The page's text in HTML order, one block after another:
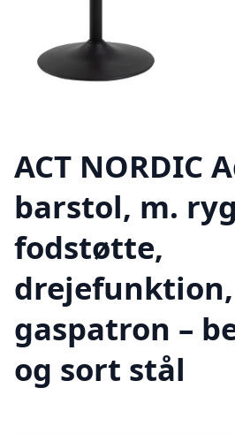
ACT NORDIC
barstol, m.
fodstøtte,
drejefunktion,
gaspatron –
og sort stål